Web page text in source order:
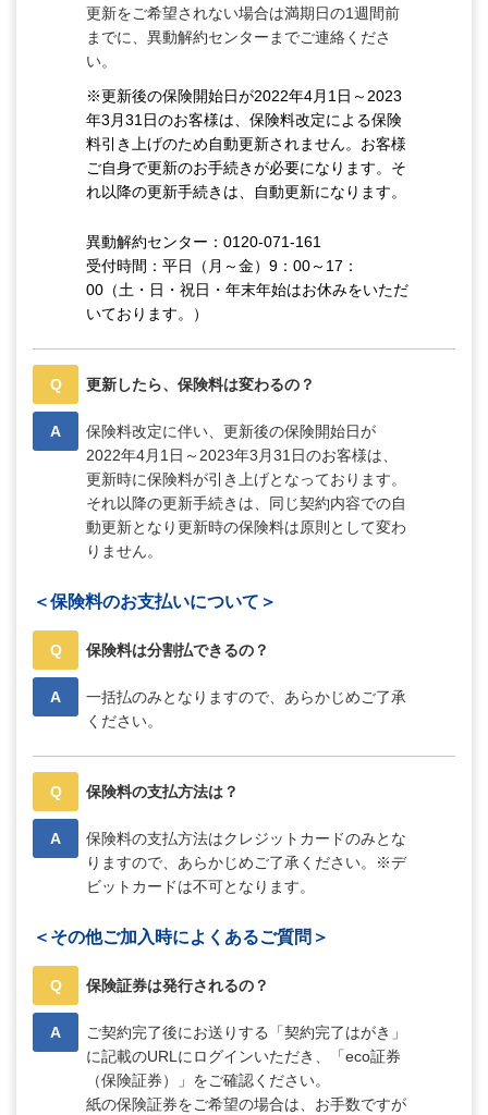
更新をご希望されない場合は満期日の1週間前
までに、異動解約センターまでご連絡くださ
い。
※更新後の保険開始日が2022年4月1日～2023
年3月31日のお客様は、保険料改定による保険
料引き上げのため自動更新されません。お客様
ご自身で更新のお手続きが必要になります。そ
れ以降の更新手続きは、自動更新になります。
異動解約センター：0120-071-161
受付時間：平日（月～金）9：00～17：
00（土・日・祝日・年末年始はお休みをいただ
いております。）
Q 更新したら、保険料は変わるの？
A
保険料改定に伴い、更新後の保険開始日が
2022年4月1日～2023年3月31日のお客様は、
更新時に保険料が引き上げとなっております。
それ以降の更新手続きは、同じ契約内容での自
動更新となり更新時の保険料は原則として変わ
りません。
＜保険料のお支払いについて＞
Q 保険料は分割払できるの？
A
一括払のみとなりますので、あらかじめご了承
ください。
Q 保険料の支払方法は？
A
保険料の支払方法はクレジットカードのみとな
りますので、あらかじめご了承ください。※デ
ビットカードは不可となります。
＜その他ご加入時によくあるご質問＞
Q 保険証券は発行されるの？
A
ご契約完了後にお送りする「契約完了はがき」
に記載のURLにログインいただき、「eco証券
（保険証券）」をご確認ください。
紙の保険証券をご希望の場合は、お手数ですが